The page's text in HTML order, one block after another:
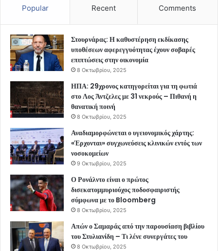
Popular Recent Comments
Στουρνάρας: Η καθυστέρηση εκδίκασης
υποθέσεων αφερεγγυότητας έχουν σοβαρές
επιπτώσεις στην οικονομία
8 Οκτωβρίου, 2025
ΗΠΑ: 29χρονος κατηγορείται για τη φωτιά
στο Λος Άντζελες με 31 νεκρούς – Πιθανή η
θανατική ποινή
8 Οκτωβρίου, 2025
Αναδιαμορφώνεται ο υγειονομικός χάρτης:
«Έρχονται» συγχωνεύσεις κλινικών εντός των
νοσοκομείων
9 Οκτωβρίου, 2025
Ο Ρονάλντο είναι ο πρώτος
δισεκατομμυριούχος ποδοσφαιριστής
σύμφωνα με το Bloomberg
8 Οκτωβρίου, 2025
Απών ο Σαμαράς από την παρουσίαση βιβλίου
του Στυλιανίδη – Τι λένε συνεργάτες του
8 Οκτωβρίου, 2025